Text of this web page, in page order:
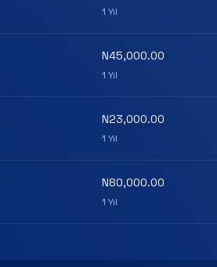
1 Yıl
N45,000.00
1 Yıl
N23,000.00
1 Yıl
N80,000.00
1 Yıl